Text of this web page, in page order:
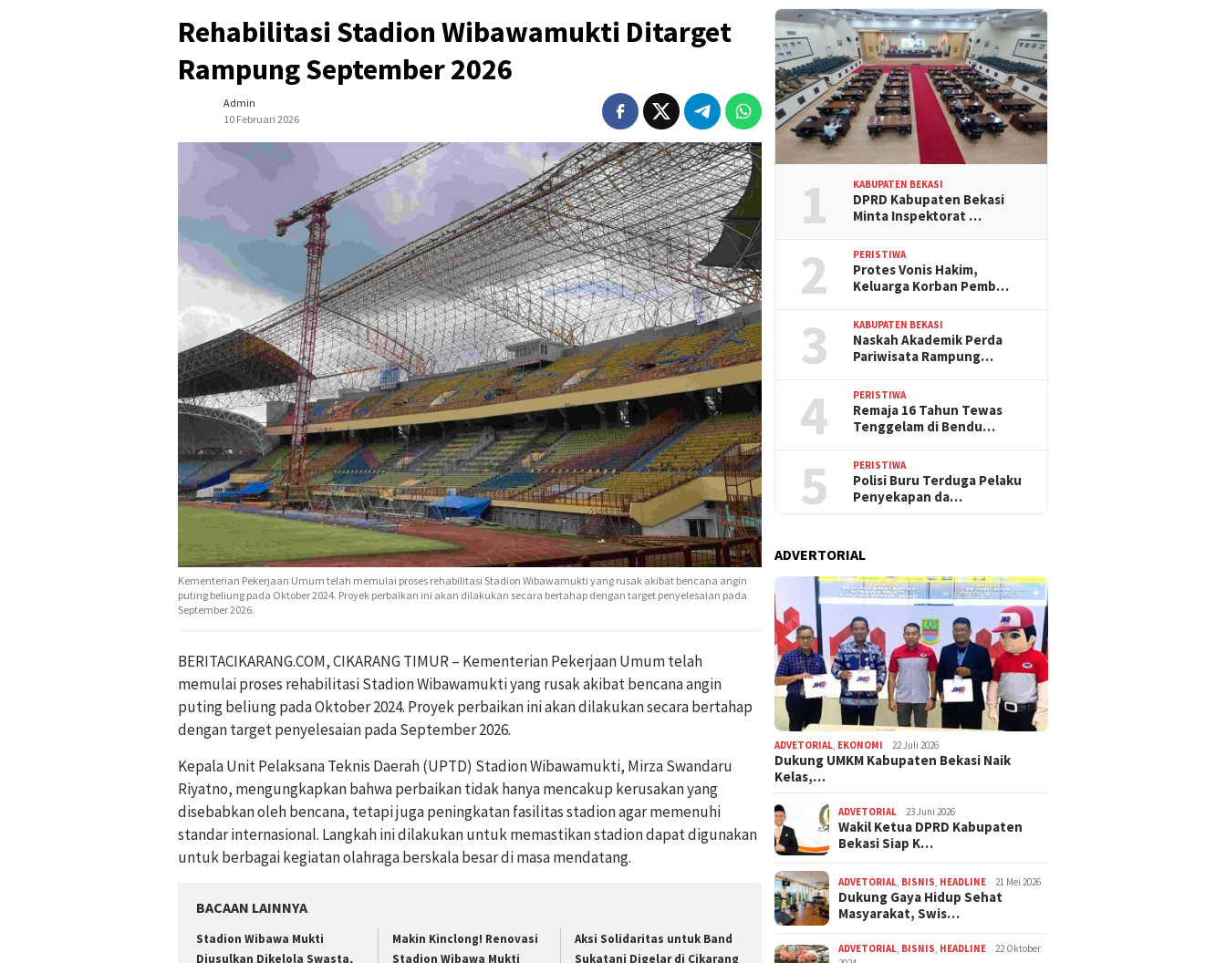
Rehabilitasi Stadion Wibawamukti Ditarget
Rampung September 2026
Admin
10 Februari 2026
Kementerian Pekerjaan Umum telah memulai proses rehabilitasi Stadion Wibawamukti yang rusak akibat bencana angin
puting beliung pada Oktober 2024. Proyek perbaikan ini akan dilakukan secara bertahap dengan target penyelesaian pada
September 2026.
BERITACIKARANG.COM, CIKARANG TIMUR – Kementerian Pekerjaan Umum telah
memulai proses rehabilitasi Stadion Wibawamukti yang rusak akibat bencana angin
puting beliung pada Oktober 2024. Proyek perbaikan ini akan dilakukan secara bertahap
dengan target penyelesaian pada September 2026.
Kepala Unit Pelaksana Teknis Daerah (UPTD) Stadion Wibawamukti, Mirza Swandaru
Riyatno, mengungkapkan bahwa perbaikan tidak hanya mencakup kerusakan yang
disebabkan oleh bencana, tetapi juga peningkatan fasilitas stadion agar memenuhi
standar internasional. Langkah ini dilakukan untuk memastikan stadion dapat digunakan
untuk berbagai kegiatan olahraga berskala besar di masa mendatang.
BACAAN LAINNYA
Stadion Wibawa Mukti
Diusulkan Dikelola Swasta,
Makin Kinclong! Renovasi
Stadion Wibawa Mukti
Aksi Solidaritas untuk Band
Sukatani Digelar di Cikarang
1 KABUPATEN BEKASI
DPRD Kabupaten Bekasi
Minta Inspektorat …
2 PERISTIWA
Protes Vonis Hakim,
Keluarga Korban Pemb…
3 KABUPATEN BEKASI
Naskah Akademik Perda
Pariwisata Rampung…
4 PERISTIWA
Remaja 16 Tahun Tewas
Tenggelam di Bendu…
5 PERISTIWA
Polisi Buru Terduga Pelaku
Penyekapan da…
ADVERTORIAL
ADVETORIAL EKONOMI 22 Juli 2026
Dukung UMKM Kabupaten Bekasi Naik
Kelas,…
ADVETORIAL 23 Juni 2026
Wakil Ketua DPRD Kabupaten
Bekasi Siap K…
ADVETORIAL BISNIS HEADLINE 21 Mei 2026
Dukung Gaya Hidup Sehat
Masyarakat, Swis…
ADVETORIAL BISNIS HEADLINE
22 Oktober